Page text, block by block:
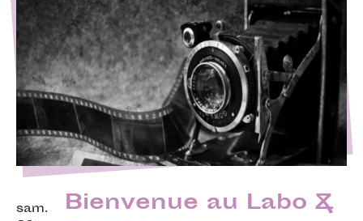
sam.
Bienvenue au Labo &